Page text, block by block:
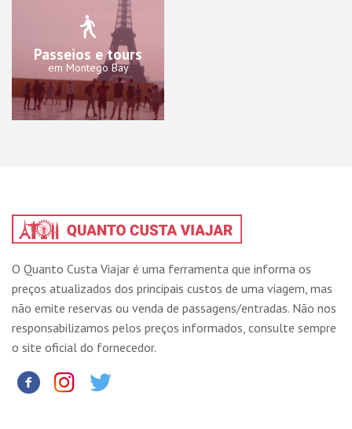
Passeios e tours
em Montego Bay
O Quanto Custa Viajar é uma ferramenta que informa os
preços atualizados dos principais custos de uma viagem, mas
não emite reservas ou venda de passagens/entradas. Não nos
responsabilizamos pelos preços informados, consulte sempre
o site oficial do fornecedor.